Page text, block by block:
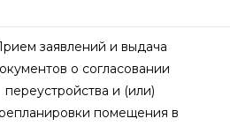
заявлений и выдача
о согласовании
переустройства и (или)
помещения в